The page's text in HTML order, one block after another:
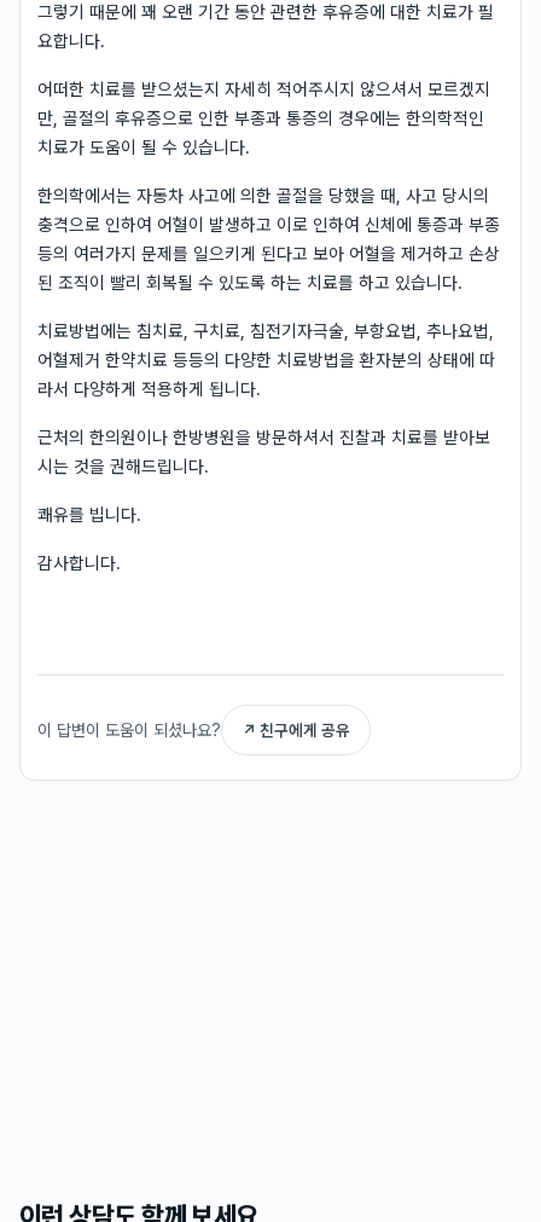
그렇기 때문에 꽤 오랜 기간 동안 관련한 후유증에 대한 치료가 필
요합니다.
어떠한 치료를 받으셨는지 자세히 적어주시지 않으셔서 모르겠지
만, 골절의 후유증으로 인한 부종과 통증의 경우에는 한의학적인
치료가 도움이 될 수 있습니다.
한의학에서는 자동차 사고에 의한 골절을 당했을 때, 사고 당시의
충격으로 인하여 어혈이 발생하고 이로 인하여 신체에 통증과 부종
등의 여러가지 문제를 일으키게 된다고 보아 어혈을 제거하고 손상
된 조직이 빨리 회복될 수 있도록 하는 치료를 하고 있습니다.
치료방법에는 침치료, 구치료, 침전기자극술, 부항요법, 추나요법,
어혈제거 한약치료 등등의 다양한 치료방법을 환자분의 상태에 따
라서 다양하게 적용하게 됩니다.
근처의 한의원이나 한방병원을 방문하셔서 진찰과 치료를 받아보
시는 것을 권해드립니다.
쾌유를 빕니다.
감사합니다.
이 답변이 도움이 되셨나요? ↗ 친구에게 공유